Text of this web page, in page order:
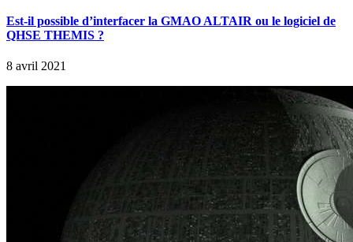
Est-il possible d’interfacer la GMAO ALTAIR ou le logiciel de
QHSE THEMIS ?
8 avril 2021